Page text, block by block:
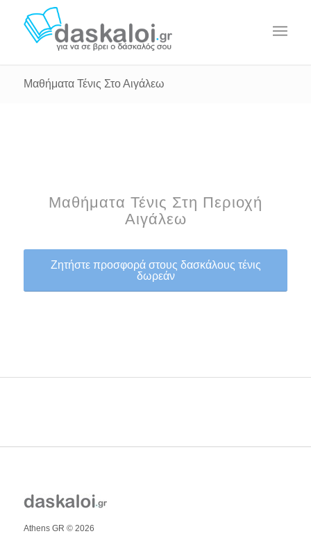
Μαθήματα Τένις Στο Αιγάλεω
Μαθήματα Τένις Στη Περιοχή
Αιγάλεω
Ζητήστε προσφορά στους δασκάλους τένις
δωρεάν
Athens GR © 2026